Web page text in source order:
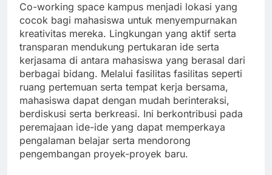
Co-working space kampus menjadi lokasi yang
cocok bagi mahasiswa untuk menyempurnakan
kreativitas mereka. Lingkungan yang aktif serta
transparan mendukung pertukaran ide serta
kerjasama di antara mahasiswa yang berasal dari
berbagai bidang. Melalui fasilitas fasilitas seperti
ruang pertemuan serta tempat kerja bersama,
mahasiswa dapat dengan mudah berinteraksi,
berdiskusi serta berkreasi. Ini berkontribusi pada
peremajaan ide-ide yang dapat memperkaya
pengalaman belajar serta mendorong
pengembangan proyek-proyek baru.